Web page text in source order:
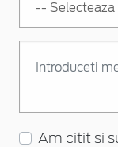
Am citit si